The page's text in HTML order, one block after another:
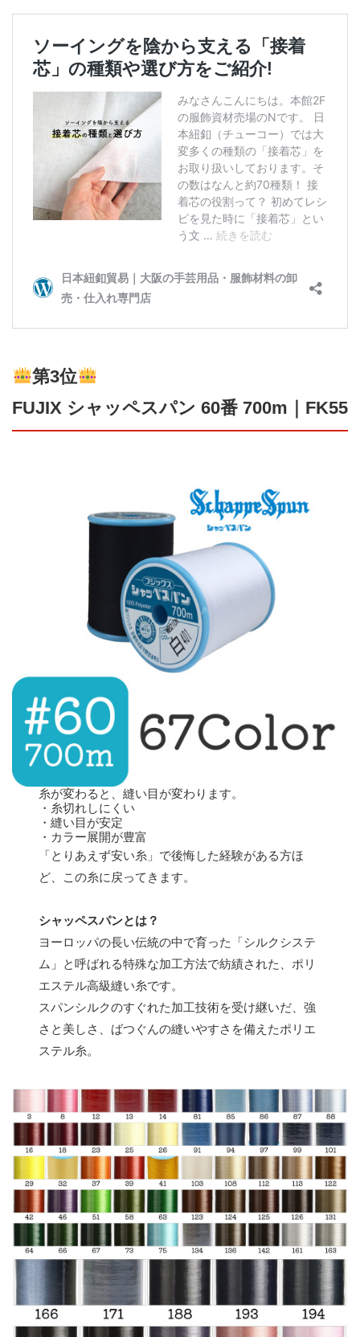
第3位
FUJIX シャッペスパン 60番 700m｜FK55
糸が変わると、縫い目が変わります。
・糸切れしにくい
・縫い目が安定
・カラー展開が豊富
「とりあえず安い糸」で後悔した経験がある方ほ
ど、この糸に戻ってきます。
シャッペスパンとは？
ヨーロッパの長い伝統の中で育った「シルクシステ
ム」と呼ばれる特殊な加工方法で紡績された、ポリ
エステル高級縫い糸です。
スパンシルクのすぐれた加工技術を受け継いだ、強
さと美しさ、ばつぐんの縫いやすさを備えたポリエ
ステル糸。